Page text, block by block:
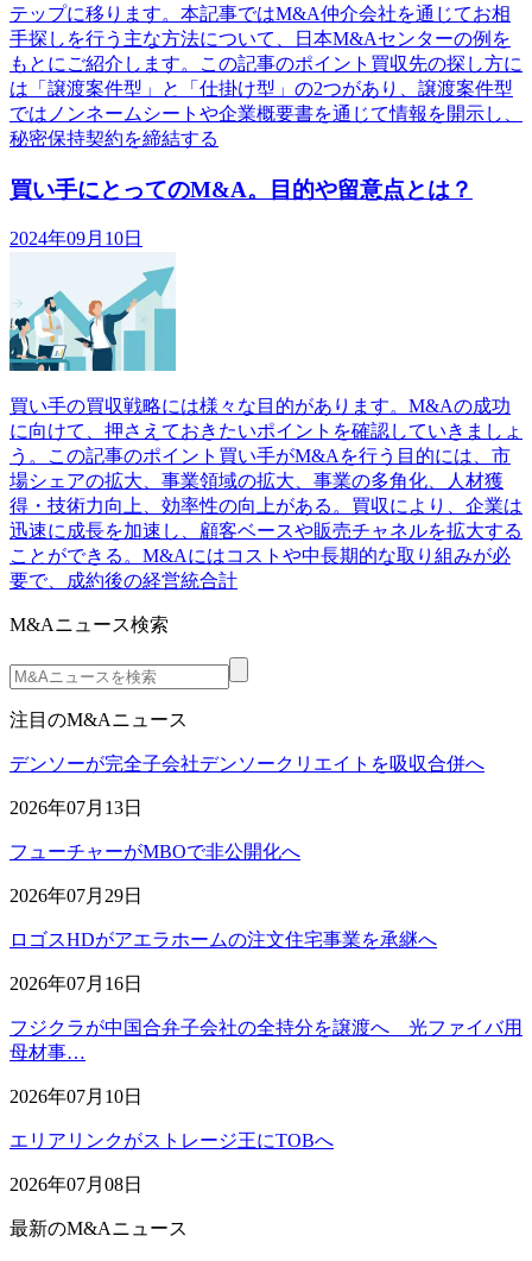
テップに移ります。本記事ではM&A仲介会社を通じてお相
手探しを行う主な方法について、日本M&Aセンターの例を
もとにご紹介します。この記事のポイント買収先の探し方に
は「譲渡案件型」と「仕掛け型」の2つがあり、譲渡案件型
ではノンネームシートや企業概要書を通じて情報を開示し、
秘密保持契約を締結する
買い手にとってのM&A。目的や留意点とは？
2024年09月10日
買い手の買収戦略には様々な目的があります。M&Aの成功
に向けて、押さえておきたいポイントを確認していきましょ
う。この記事のポイント買い手がM&Aを行う目的には、市
場シェアの拡大、事業領域の拡大、事業の多角化、人材獲
得・技術力向上、効率性の向上がある。買収により、企業は
迅速に成長を加速し、顧客ベースや販売チャネルを拡大する
ことができる。M&Aにはコストや中長期的な取り組みが必
要で、成約後の経営統合計
M&Aニュース検索
注目のM&Aニュース
デンソーが完全子会社デンソークリエイトを吸収合併へ
2026年07月13日
フューチャーがMBOで非公開化へ
2026年07月29日
ロゴスHDがアエラホームの注文住宅事業を承継へ
2026年07月16日
フジクラが中国合弁子会社の全持分を譲渡へ 光ファイバ用
母材事…
2026年07月10日
エリアリンクがストレージ王にTOBへ
2026年07月08日
最新のM&Aニュース